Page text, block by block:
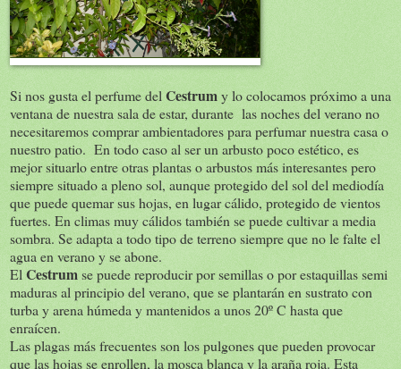
Si nos gusta el perfume del Cestrumy lo colocamos próximo a una
ventana de nuestra sala de estar, durante las noches del verano no
necesitaremos comprar ambientadores para perfumar nuestra casa o
nuestro patio. En todo caso al ser un arbusto poco estético, es
mejor situarlo entre otras plantas o arbustos más interesantes pero
siempre situado a pleno sol, aunque protegido del sol del mediodía
que puede quemar sus hojas, en lugar cálido, protegido de vientos
fuertes. En climas muy cálidos también se puede cultivar a media
sombra. Se adapta a todo tipo de terreno siempre que no le falte el
agua en verano y se abone.
El Cestrumse puede reproducir por semillas o por estaquillas semi
maduras al principio del verano, que se plantarán en sustrato con
turba y arena húmeda y mantenidos a unos 20º C hasta que
enraícen.
Las plagas más frecuentes son los pulgones que pueden provocar
que las hojas se enrollen, la mosca blanca y la araña roja. Esta